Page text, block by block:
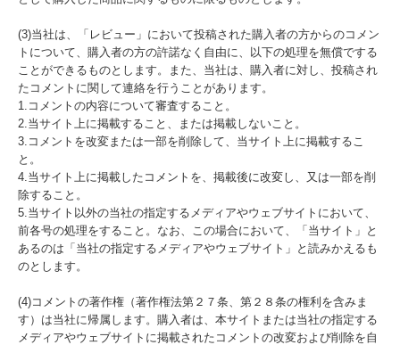
(3)当社は、「レビュー」において投稿された購入者の方からのコメン
トについて、購入者の方の許諾なく自由に、以下の処理を無償でする
ことができるものとします。また、当社は、購入者に対し、投稿され
たコメントに関して連絡を行うことがあります。
1.コメントの内容について審査すること。
2.当サイト上に掲載すること、または掲載しないこと。
3.コメントを改変または一部を削除して、当サイト上に掲載するこ
と。
4.当サイト上に掲載したコメントを、掲載後に改変し、又は一部を削
除すること。
5.当サイト以外の当社の指定するメディアやウェブサイトにおいて、
前各号の処理をすること。なお、この場合において、「当サイト」と
あるのは「当社の指定するメディアやウェブサイト」と読みかえるも
のとします。
(4)コメントの著作権（著作権法第２７条、第２８条の権利を含みま
す）は当社に帰属します。購入者は、本サイトまたは当社の指定する
メディアやウェブサイトに掲載されたコメントの改変および削除を自